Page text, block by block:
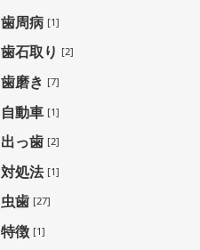
歯周病 [1]
歯石取り [2]
歯磨き [7]
自動車 [1]
出っ歯 [2]
対処法 [1]
虫歯 [27]
特徴 [1]